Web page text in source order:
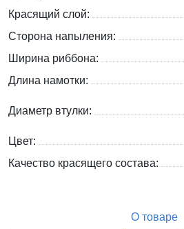
Красящий слой:
Сторона напыления:
Ширина риббона:
Длина намотки:
Диаметр втулки:
Цвет:
Качество красящего состава:
О товаре